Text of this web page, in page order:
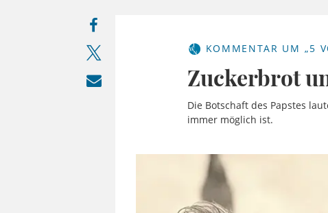
KOMMENTAR UM „5
Zuckerbrot
Die Botschaft des Papstes
immer möglich ist.